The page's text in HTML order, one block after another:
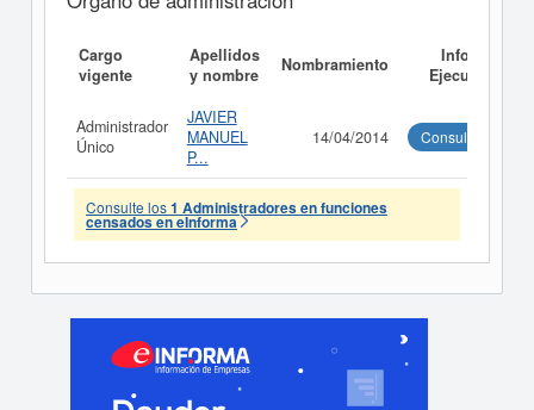
Cargo
vigente
Apellidos
y nombre
Nombramiento
Informe
Ejecutivo
Administrador
Único
JAVIER
MANUEL
P...
14/04/2014 Consultar
Consulte los1 Administradores en funciones
censados en eInforma